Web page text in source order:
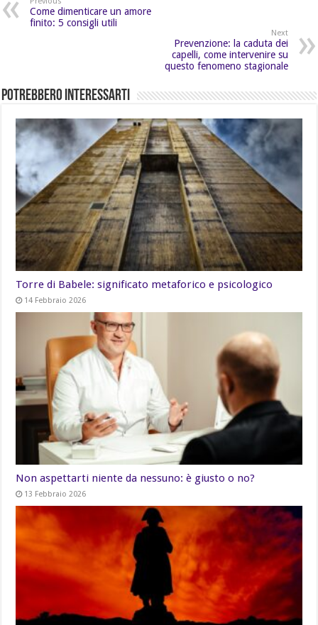
Come dimenticare un amore
finito: 5 consigli utili
Next
Prevenzione: la caduta dei
capelli, come intervenire su
questo fenomeno stagionale
Potrebbero Interessarti
Torre di Babele: significato metaforico e psicologico
14 Febbraio 2026
Non aspettarti niente da nessuno: è giusto o no?
13 Febbraio 2026